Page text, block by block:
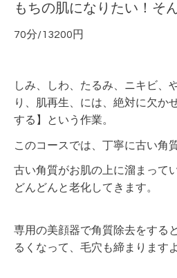
もちの肌になりたい！そ
70分/13200円
しみ、しわ、たるみ、ニキビ、
り、肌再生、には、絶対に欠か
する】という作業。
このコースでは、丁寧に古い角
古い角質がお肌の上に溜まって
どんどんと老化してきます。
専用の美顔器で角質除去をする
るくなって、毛穴も締まりますよ